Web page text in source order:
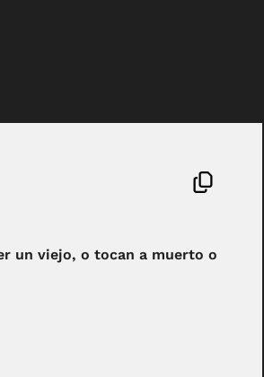
un viejo, o tocan a muerto o